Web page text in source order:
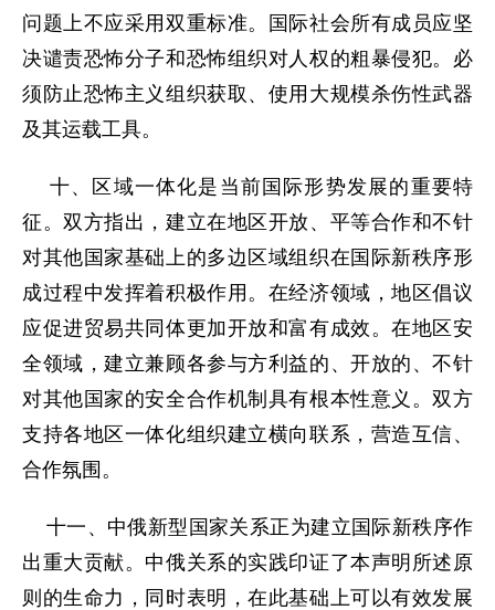
问题上不应采用双重标准。国际社会所有成员应坚
决谴责恐怖分子和恐怖组织对人权的粗暴侵犯。必
须防止恐怖主义组织获取、使用大规模杀伤性武器
及其运载工具。
十、区域一体化是当前国际形势发展的重要特
征。双方指出，建立在地区开放、平等合作和不针
对其他国家基础上的多边区域组织在国际新秩序形
成过程中发挥着积极作用。在经济领域，地区倡议
应促进贸易共同体更加开放和富有成效。在地区安
全领域，建立兼顾各参与方利益的、开放的、不针
对其他国家的安全合作机制具有根本性意义。双方
支持各地区一体化组织建立横向联系，营造互信、
合作氛围。
十一、中俄新型国家关系正为建立国际新秩序作
出重大贡献。中俄关系的实践印证了本声明所述原
则的生命力，同时表明，在此基础上可以有效发展